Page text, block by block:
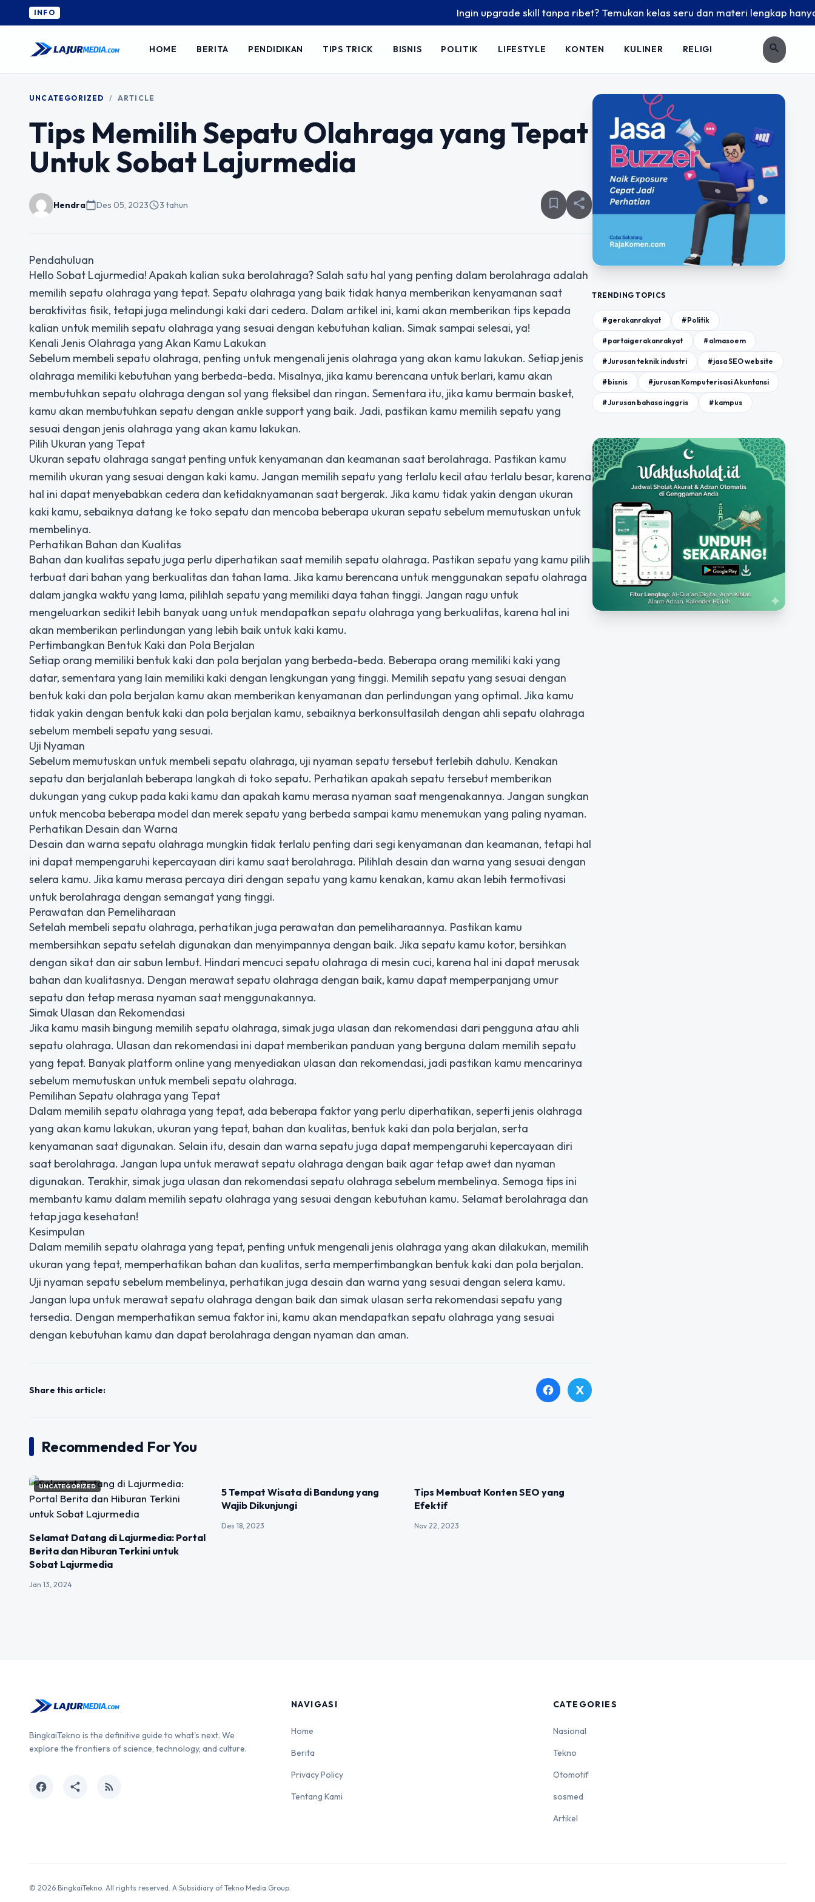
INFO Ingin upgrade skill tanpa ribet? Temukan kelas seru dan materi lengkap hanya di
HOME BERITA PENDIDIKAN TIPS TRICK BISNIS POLITIK LIFESTYLE KONTEN KULINER RELIGI search
UNCATEGORIZED / ARTICLE
Tips Memilih Sepatu Olahraga yang Tepat
Untuk Sobat Lajurmedia
Hendracalendar_todayDes 05, 2023schedule3 tahun bookmark_border share
Pendahuluan
Hello Sobat Lajurmedia! Apakah kalian suka berolahraga? Salah satu hal yang penting dalam berolahraga adalah
memilih sepatu olahraga yang tepat. Sepatu olahraga yang baik tidak hanya memberikan kenyamanan saat
beraktivitas fisik, tetapi juga melindungi kaki dari cedera. Dalam artikel ini, kami akan memberikan tips kepada
kalian untuk memilih sepatu olahraga yang sesuai dengan kebutuhan kalian. Simak sampai selesai, ya!
Kenali Jenis Olahraga yang Akan Kamu Lakukan
Sebelum membeli sepatu olahraga, penting untuk mengenali jenis olahraga yang akan kamu lakukan. Setiap jenis
olahraga memiliki kebutuhan yang berbeda-beda. Misalnya, jika kamu berencana untuk berlari, kamu akan
membutuhkan sepatu olahraga dengan sol yang fleksibel dan ringan. Sementara itu, jika kamu bermain basket,
kamu akan membutuhkan sepatu dengan ankle support yang baik. Jadi, pastikan kamu memilih sepatu yang
sesuai dengan jenis olahraga yang akan kamu lakukan.
Pilih Ukuran yang Tepat
Ukuran sepatu olahraga sangat penting untuk kenyamanan dan keamanan saat berolahraga. Pastikan kamu
memilih ukuran yang sesuai dengan kaki kamu. Jangan memilih sepatu yang terlalu kecil atau terlalu besar, karena
hal ini dapat menyebabkan cedera dan ketidaknyamanan saat bergerak. Jika kamu tidak yakin dengan ukuran
kaki kamu, sebaiknya datang ke toko sepatu dan mencoba beberapa ukuran sepatu sebelum memutuskan untuk
membelinya.
Perhatikan Bahan dan Kualitas
Bahan dan kualitas sepatu juga perlu diperhatikan saat memilih sepatu olahraga. Pastikan sepatu yang kamu pilih
terbuat dari bahan yang berkualitas dan tahan lama. Jika kamu berencana untuk menggunakan sepatu olahraga
dalam jangka waktu yang lama, pilihlah sepatu yang memiliki daya tahan tinggi. Jangan ragu untuk
mengeluarkan sedikit lebih banyak uang untuk mendapatkan sepatu olahraga yang berkualitas, karena hal ini
akan memberikan perlindungan yang lebih baik untuk kaki kamu.
Pertimbangkan Bentuk Kaki dan Pola Berjalan
Setiap orang memiliki bentuk kaki dan pola berjalan yang berbeda-beda. Beberapa orang memiliki kaki yang
datar, sementara yang lain memiliki kaki dengan lengkungan yang tinggi. Memilih sepatu yang sesuai dengan
bentuk kaki dan pola berjalan kamu akan memberikan kenyamanan dan perlindungan yang optimal. Jika kamu
tidak yakin dengan bentuk kaki dan pola berjalan kamu, sebaiknya berkonsultasilah dengan ahli sepatu olahraga
sebelum membeli sepatu yang sesuai.
Uji Nyaman
Sebelum memutuskan untuk membeli sepatu olahraga, uji nyaman sepatu tersebut terlebih dahulu. Kenakan
sepatu dan berjalanlah beberapa langkah di toko sepatu. Perhatikan apakah sepatu tersebut memberikan
dukungan yang cukup pada kaki kamu dan apakah kamu merasa nyaman saat mengenakannya. Jangan sungkan
untuk mencoba beberapa model dan merek sepatu yang berbeda sampai kamu menemukan yang paling nyaman.
Perhatikan Desain dan Warna
Desain dan warna sepatu olahraga mungkin tidak terlalu penting dari segi kenyamanan dan keamanan, tetapi hal
ini dapat mempengaruhi kepercayaan diri kamu saat berolahraga. Pilihlah desain dan warna yang sesuai dengan
selera kamu. Jika kamu merasa percaya diri dengan sepatu yang kamu kenakan, kamu akan lebih termotivasi
untuk berolahraga dengan semangat yang tinggi.
Perawatan dan Pemeliharaan
Setelah membeli sepatu olahraga, perhatikan juga perawatan dan pemeliharaannya. Pastikan kamu
membersihkan sepatu setelah digunakan dan menyimpannya dengan baik. Jika sepatu kamu kotor, bersihkan
dengan sikat dan air sabun lembut. Hindari mencuci sepatu olahraga di mesin cuci, karena hal ini dapat merusak
bahan dan kualitasnya. Dengan merawat sepatu olahraga dengan baik, kamu dapat memperpanjang umur
sepatu dan tetap merasa nyaman saat menggunakannya.
Simak Ulasan dan Rekomendasi
Jika kamu masih bingung memilih sepatu olahraga, simak juga ulasan dan rekomendasi dari pengguna atau ahli
sepatu olahraga. Ulasan dan rekomendasi ini dapat memberikan panduan yang berguna dalam memilih sepatu
yang tepat. Banyak platform online yang menyediakan ulasan dan rekomendasi, jadi pastikan kamu mencarinya
sebelum memutuskan untuk membeli sepatu olahraga.
Pemilihan Sepatu olahraga yang Tepat
Dalam memilih sepatu olahraga yang tepat, ada beberapa faktor yang perlu diperhatikan, seperti jenis olahraga
yang akan kamu lakukan, ukuran yang tepat, bahan dan kualitas, bentuk kaki dan pola berjalan, serta
kenyamanan saat digunakan. Selain itu, desain dan warna sepatu juga dapat mempengaruhi kepercayaan diri
saat berolahraga. Jangan lupa untuk merawat sepatu olahraga dengan baik agar tetap awet dan nyaman
digunakan. Terakhir, simak juga ulasan dan rekomendasi sepatu olahraga sebelum membelinya. Semoga tips ini
membantu kamu dalam memilih sepatu olahraga yang sesuai dengan kebutuhan kamu. Selamat berolahraga dan
tetap jaga kesehatan!
Kesimpulan
Dalam memilih sepatu olahraga yang tepat, penting untuk mengenali jenis olahraga yang akan dilakukan, memilih
ukuran yang tepat, memperhatikan bahan dan kualitas, serta mempertimbangkan bentuk kaki dan pola berjalan.
Uji nyaman sepatu sebelum membelinya, perhatikan juga desain dan warna yang sesuai dengan selera kamu.
Jangan lupa untuk merawat sepatu olahraga dengan baik dan simak ulasan serta rekomendasi sepatu yang
tersedia. Dengan memperhatikan semua faktor ini, kamu akan mendapatkan sepatu olahraga yang sesuai
dengan kebutuhan kamu dan dapat berolahraga dengan nyaman dan aman.
Share this article: facebook X
Recommended For You
UNCATEGORIZED
Selamat Datang di Lajurmedia: Portal
Berita dan Hiburan Terkini untuk
Sobat Lajurmedia
Jan 13, 2024
5 Tempat Wisata di Bandung yang
Wajib Dikunjungi
Des 18, 2023
Tips Membuat Konten SEO yang
Efektif
Nov 22, 2023
TRENDING TOPICS
#gerakanrakyat #Politik
#partaigerakanrakyat #almasoem
#Jurusan teknik industri #jasa SEO website
#bisnis #jurusan Komputerisasi Akuntansi
#Jurusan bahasa inggris #kampus
BingkaiTekno is the definitive guide to what's next. We
explore the frontiers of science, technology, and culture.
facebook share rss_feed
NAVIGASI
Home
Berita
Privacy Policy
Tentang Kami
CATEGORIES
Nasional
Tekno
Otomotif
sosmed
Artikel
© 2026 BingkaiTekno. All rights reserved. A Subsidiary of Tekno Media Group.